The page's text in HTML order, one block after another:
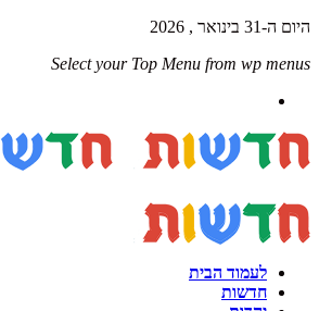
היום ה-31 בינואר , 2026
Select your Top Menu from wp menus
לעמוד הבית
חדשות